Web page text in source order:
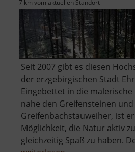
7 km vom aktuellen Standort
Seit 2007 gibt es diesen
der erzgebirgischen Stadt
Eingebettet in die
nahe den Greifensteinen
Greifenbachstauweiher, ist
Möglichkeit, die Natur aktiv
gleichzeitig Spaß zu haben.